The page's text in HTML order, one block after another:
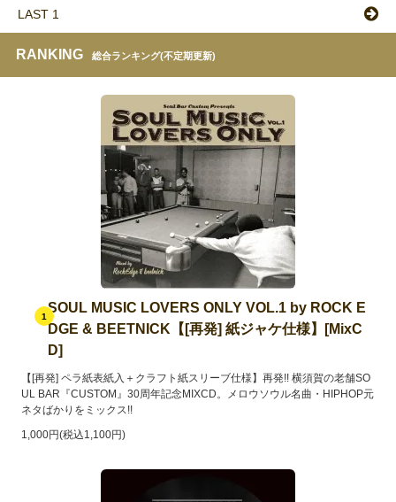
LAST 1
RANKING 総合ランキング(不定期更新)
1
SOUL MUSIC LOVERS ONLY VOL.1 by ROCK E
DGE & BEETNICK【[再発] 紙ジャケ仕様】[MixC
D]
【[再発] ペラ紙表紙入＋クラフト紙スリーブ仕様】再発!! 横須賀の老舗SO
UL BAR『CUSTOM』30周年記念MIXCD。メロウソウル名曲・HIPHOP元
ネタばかりをミックス!!
1,000円(税込1,100円)